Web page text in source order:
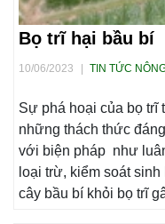
Bọ trĩ hại bầu bí
10/06/2023 TIN TỨC
Sự phá hoại của bọ trĩ
những thách thức
với biện pháp như
loại trừ, kiểm soát
cây bầu bí khỏi bọ trĩ